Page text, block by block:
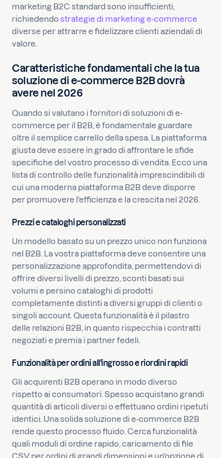
marketing B2C standard sono insufficienti,
richiedendo strategie di marketing e-commerce
diverse per attrarre e fidelizzare clienti aziendali di
valore.
Caratteristiche fondamentali che la tua
soluzione di e-commerce B2B dovrà
avere nel 2026
Quando si valutano i fornitori di soluzioni di e-
commerce per il B2B, è fondamentale guardare
oltre il semplice carrello della spesa. La piattaforma
giusta deve essere in grado di affrontare le sfide
specifiche del vostro processo di vendita. Ecco una
lista di controllo delle funzionalità imprescindibili di
cui una moderna piattaforma B2B deve disporre
per promuovere l'efficienza e la crescita nel 2026.
Prezzi e cataloghi personalizzati
Un modello basato su un prezzo unico non funziona
nel B2B. La vostra piattaforma deve consentire una
personalizzazione approfondita, permettendovi di
offrire diversi livelli di prezzo, sconti basati sui
volumi e persino cataloghi di prodotti
completamente distinti a diversi gruppi di clienti o
singoli account. Questa funzionalità è il pilastro
delle relazioni B2B, in quanto rispecchia i contratti
negoziati e premia i partner fedeli.
Funzionalità per ordini all'ingrosso e riordini rapidi
Gli acquirenti B2B operano in modo diverso
rispetto ai consumatori. Spesso acquistano grandi
quantità di articoli diversi o effettuano ordini ripetuti
identici. Una solida soluzione di e-commerce B2B
rende questo processo fluido. Cerca funzionalità
quali moduli di ordine rapido, caricamento di file
CSV per ordini di grandi dimensioni e un'opzione di